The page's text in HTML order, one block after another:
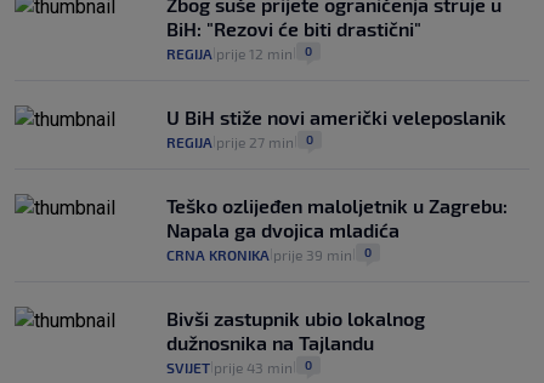
BiH: "Rezovi će biti drastični"
REGIJA prije 12 min 0
U BiH stiže novi američki veleposlanik
REGIJA prije 27 min 0
Teško ozlijeđen maloljetnik u Zagrebu:
Napala ga dvojica mladića
CRNA KRONIKA prije 39 min 0
Bivši zastupnik ubio lokalnog
dužnosnika na Tajlandu
SVIJET prije 43 min 0